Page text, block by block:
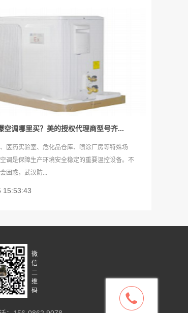
空调哪里买？美的授权代理商型号齐...
医药实验室、危化品仓库、喷涂厂房等特殊场
调是保障生产环境安全稳定的重要温控设备。不
困惑，武汉防...
15:53:43
微
信
二
维
码